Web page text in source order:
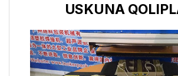
USKUNA